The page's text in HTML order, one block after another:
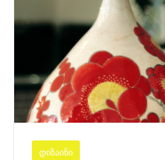
ᲓᲘᲖᲐᲘᲜᲘ